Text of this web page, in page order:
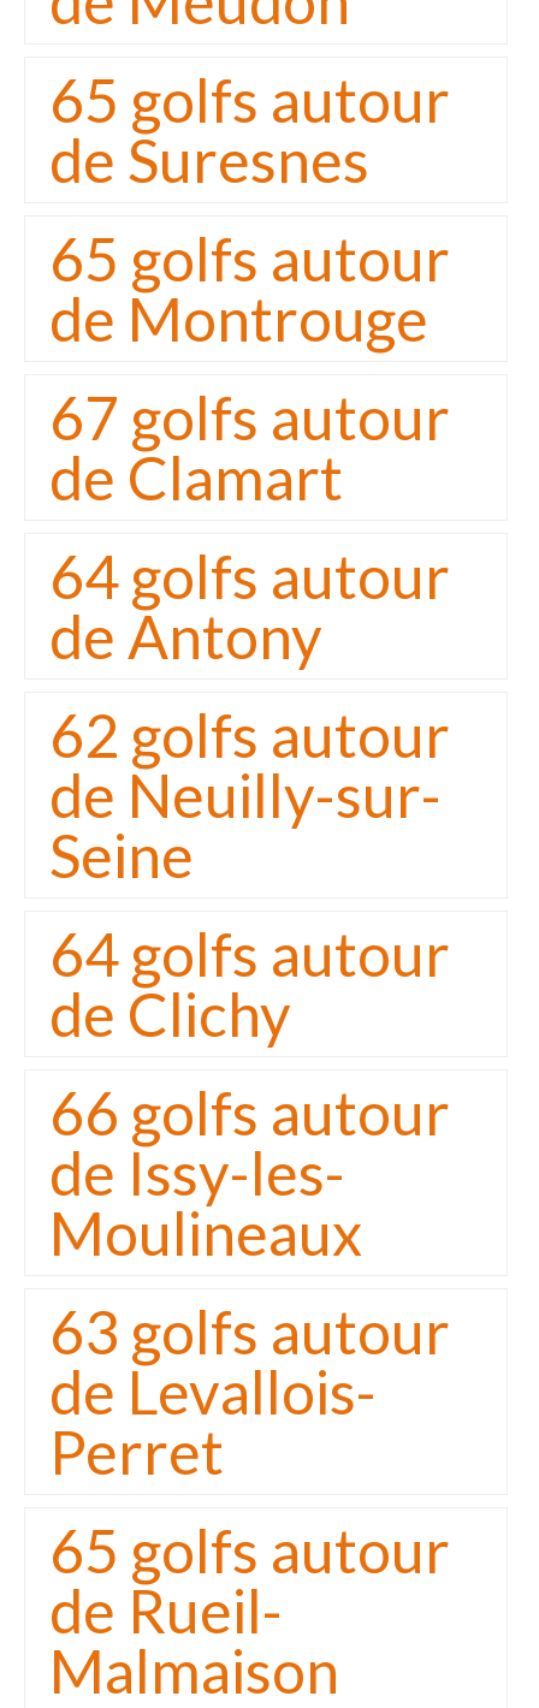
65 golfs autour
de Suresnes
65 golfs autour
de Montrouge
67 golfs autour
de Clamart
64 golfs autour
de Antony
62 golfs autour
de Neuilly-sur-
Seine
64 golfs autour
de Clichy
66 golfs autour
de Issy-les-
Moulineaux
63 golfs autour
de Levallois-
Perret
65 golfs autour
de Rueil-
Malmaison